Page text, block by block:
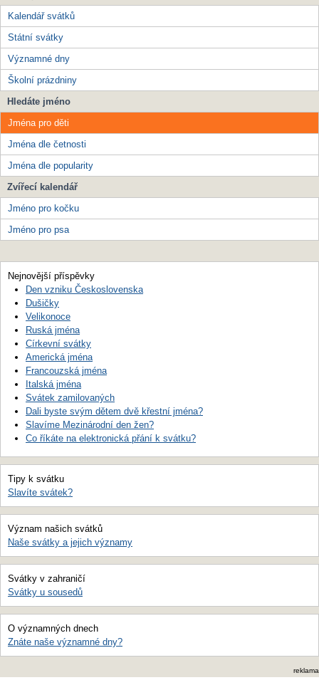
Kalendář svátků
Státní svátky
Významné dny
Školní prázdniny
Hledáte jméno
Jména pro děti
Jména dle četnosti
Jména dle popularity
Zvířecí kalendář
Jméno pro kočku
Jméno pro psa
Nejnovější příspěvky
Den vzniku Československa
Dušičky
Velikonoce
Ruská jména
Církevní svátky
Americká jména
Francouzská jména
Italská jména
Svátek zamilovaných
Dali byste svým dětem dvě křestní jména?
Slavíme Mezinárodní den žen?
Co říkáte na elektronická přání k svátku?
Tipy k svátku
Slavíte svátek?
Význam našich svátků
Naše svátky a jejich významy
Svátky v zahraničí
Svátky u sousedů
O významných dnech
Znáte naše významné dny?
reklama